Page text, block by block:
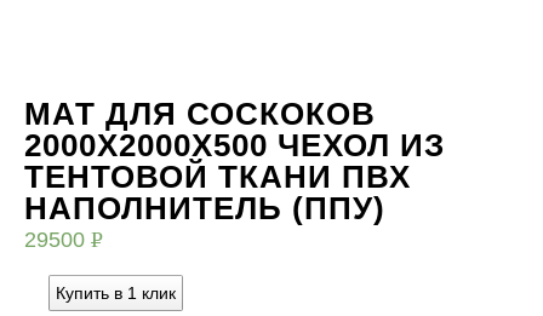
МАТ ДЛЯ СОСКОКОВ
2000Х2000Х500 ЧЕХОЛ ИЗ
ТЕНТОВОЙ ТКАНИ ПВХ
НАПОЛНИТЕЛЬ (ППУ)
29500 Р
Купить в 1 клик